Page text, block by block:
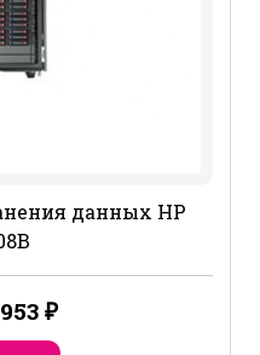
данных HP
₽